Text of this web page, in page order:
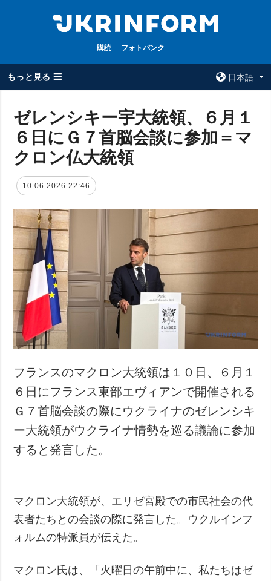
購読 フォトバンク
もっと見る ☰
日本語
全てのトピック
戦争
政治
経済・復興
防衛
社会・文化
スポーツ
犯罪
事故・緊急事態
ウクルインフォ
ルム
追加
特集
インタビュー
写真
動画
サービス
購読
フォトバンク
ゼレンシキー宇大統領、６月１
６日にＧ７首脳会談に参加＝マ
クロン仏大統領
10.06.2026 22:46
フランスのマクロン大統領は１０日、６月１
６日にフランス東部エヴィアンで開催される
Ｇ７首脳会談の際にウクライナのゼレンシキ
ー大統領がウクライナ情勢を巡る議論に参加
すると発言した。
マクロン大統領が、エリゼ宮殿での市民社会の代
表者たちとの会談の際に発言した。ウクルインフ
ォルムの特派員が伝えた。
マクロン氏は、「火曜日の午前中に、私たちはゼ